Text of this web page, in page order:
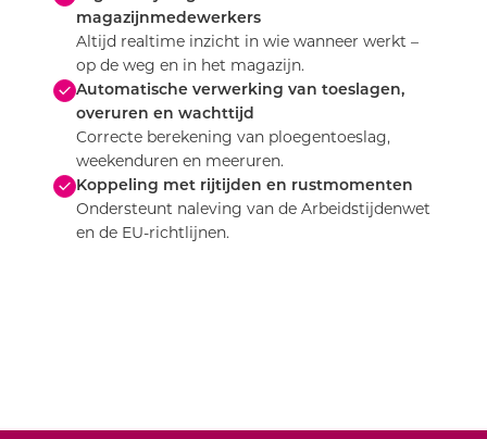
magazijnmedewerkers
Altijd realtime inzicht in wie wanneer werkt –
op de weg en in het magazijn.
Automatische verwerking van toeslagen,
overuren en wachttijd
Correcte berekening van ploegentoeslag,
weekenduren en meeruren.
Koppeling met rijtijden en rustmomenten
Ondersteunt naleving van de Arbeidstijdenwet
en de EU-richtlijnen.